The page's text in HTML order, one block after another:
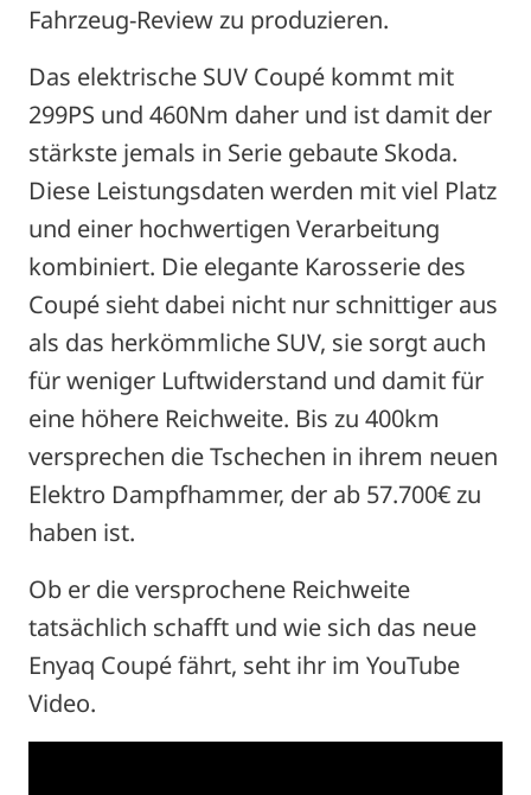
Fahrzeug-Review zu produzieren.
Das elektrische SUV Coupé kommt mit
299PS und 460Nm daher und ist damit der
stärkste jemals in Serie gebaute Skoda.
Diese Leistungsdaten werden mit viel Platz
und einer hochwertigen Verarbeitung
kombiniert. Die elegante Karosserie des
Coupé sieht dabei nicht nur schnittiger aus
als das herkömmliche SUV, sie sorgt auch
für weniger Luftwiderstand und damit für
eine höhere Reichweite. Bis zu 400km
versprechen die Tschechen in ihrem neuen
Elektro Dampfhammer, der ab 57.700€ zu
haben ist.
Ob er die versprochene Reichweite
tatsächlich schafft und wie sich das neue
Enyaq Coupé fährt, seht ihr im YouTube
Video.